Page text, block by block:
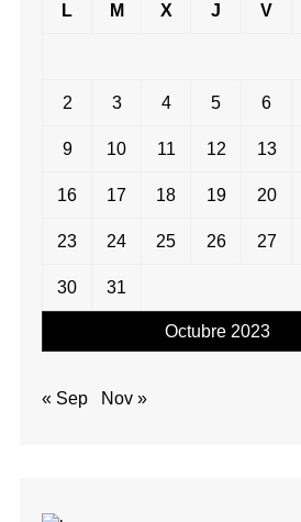
Octubre 2023
L M X J V
2 3 4 5 6
9 10 11 12 13
16 17 18 19 20
23 24 25 26 27
30 31
« Sep Nov »